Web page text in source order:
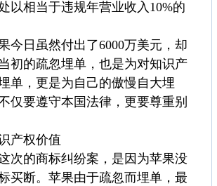
以相当于违规年营业收入10%的
今日虽然付出了6000万美元，却
初的疏忽埋单，也是为对知识产
单，更是为自己的傲慢自大埋
仅要遵守本国法律，更要尊重别
产权价值
次的商标纠纷案，是因为苹果没
买断。苹果由于疏忽而埋单，最